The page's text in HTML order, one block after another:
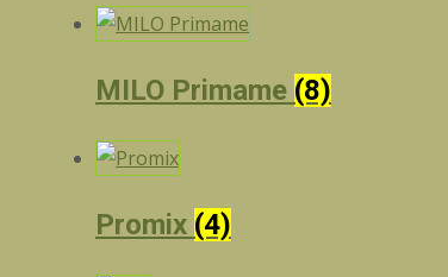
MILO Primame (8)
Promix (4)